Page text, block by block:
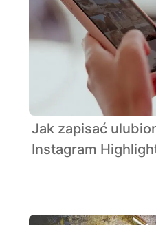
Jak zapisać
Instagram